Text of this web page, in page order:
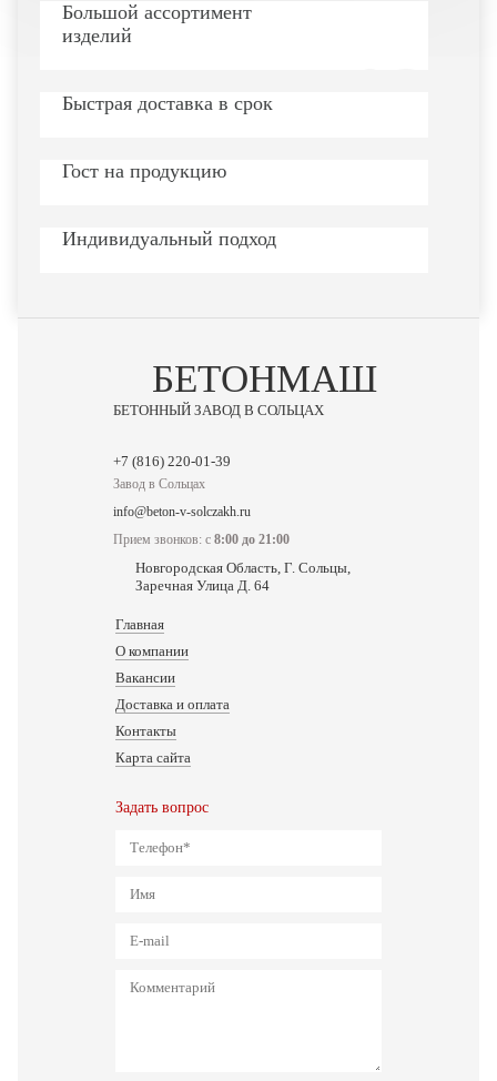
Большой ассортимент
изделий
Быстрая доставка в срок
Гост на продукцию
Индивидуальный подход
БЕТОНМАШ
БЕТОННЫЙ ЗАВОД В СОЛЬЦАХ
Завод в Сольцах
info@beton-v-solczakh.ru
Прием звонков: с 8:00 до 21:00
Новгородская Область, Г. Сольцы,
Заречная Улица Д. 64
Главная
О компании
Вакансии
Доставка и оплата
Контакты
Карта сайта
Задать вопрос